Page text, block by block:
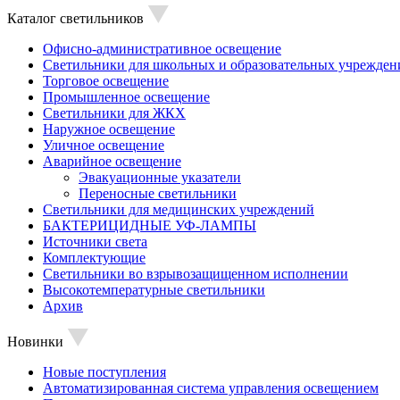
Каталог светильников
Офисно-административное освещение
Светильники для школьных и образовательных
Торговое освещение
Промышленное освещение
Светильники для ЖКХ
Наружное освещение
Уличное освещение
Аварийное освещение
Эвакуационные указатели
Переносные светильники
Светильники для медицинских учреждений
БАКТЕРИЦИДНЫЕ УФ-ЛАМПЫ
Источники света
Комплектующие
Светильники во взрывозащищенном исполнении
Высокотемпературные светильники
Архив
Новинки
Новые поступления
Автоматизированная система управления освещением